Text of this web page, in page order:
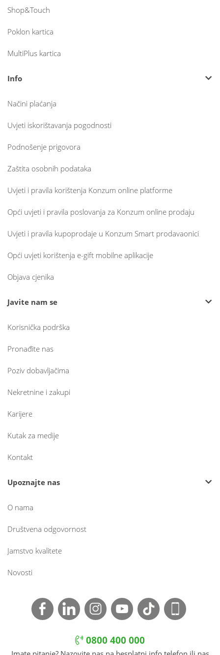
Shop&Touch
Poklon kartica
MultiPlus kartica
Info
Načini plaćanja
Uvjeti iskorištavanja pogodnosti
Podnošenje prigovora
Zaštita osobnih podataka
Uvjeti i pravila korištenja Konzum online platforme
Opći uvjeti i pravila poslovanja za Konzum online prodaju
Uvjeti i pravila kupoprodaje u Konzum Smart prodavaonici
Opći uvjeti korištenja e-gift mobilne aplikacije
Objava cjenika
Javite nam se
Korisnička podrška
Pronađite nas
Poziv dobavljačima
Nekretnine i zakupi
Karijere
Kutak za medije
Kontakt
Upoznajte nas
O nama
Društvena odgovornost
Jamstvo kvalitete
Novosti
0800 400 000